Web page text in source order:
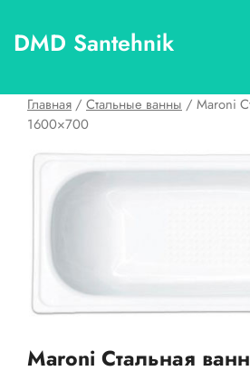
содержимому
DMD Santehnik
Главная / Стальные ванны / Maroni
1600×700
Maroni Стальная